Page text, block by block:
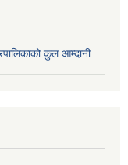
कुल आम्दानी